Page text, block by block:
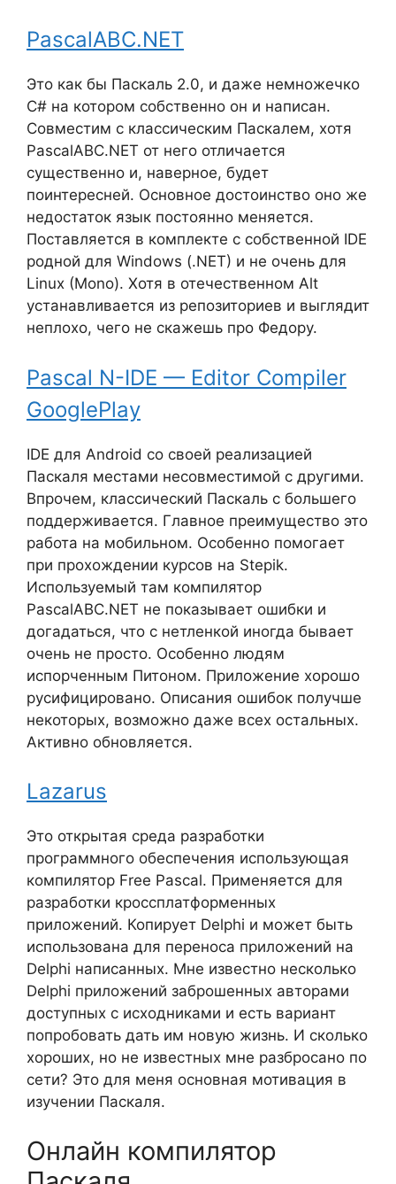
PascalABC.NET
Это как бы Паскаль 2.0, и даже немножечко
C# на котором собственно он и написан.
Совместим с классическим Паскалем, хотя
PascalABC.NET от него отличается
существенно и, наверное, будет
поинтересней. Основное достоинство оно же
недостаток язык постоянно меняется.
Поставляется в комплекте с собственной IDE
родной для Windows (.NET) и не очень для
Linux (Mono). Хотя в отечественном Alt
устанавливается из репозиториев и выглядит
неплохо, чего не скажешь про Федору.
Pascal N-IDE — Editor Compiler
GooglePlay
IDE для Android со своей реализацией
Паскаля местами несовместимой с другими.
Впрочем, классический Паскаль с большего
поддерживается. Главное преимущество это
работа на мобильном. Особенно помогает
при прохождении курсов на Stepik.
Используемый там компилятор
PascalABC.NET не показывает ошибки и
догадаться, что с нетленкой иногда бывает
очень не просто. Особенно людям
испорченным Питоном. Приложение хорошо
русифицировано. Описания ошибок получше
некоторых, возможно даже всех остальных.
Активно обновляется.
Lazarus
Это открытая среда разработки
программного обеспечения использующая
компилятор Free Pascal. Применяется для
разработки кроссплатформенных
приложений. Копирует Delphi и может быть
использована для переноса приложений на
Delphi написанных. Мне известно несколько
Delphi приложений заброшенных авторами
доступных с исходниками и есть вариант
попробовать дать им новую жизнь. И сколько
хороших, но не известных мне разбросано по
сети? Это для меня основная мотивация в
изучении Паскаля.
Онлайн компилятор